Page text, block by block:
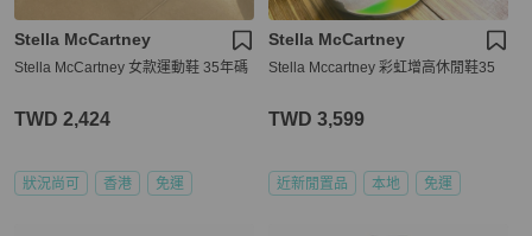
Stella McCartney
Stella McCartney 女款運動鞋 35年碼
TWD 2,424
狀況尚可 香港 免運
Stella McCartney
Stella Mccartney 彩虹增高休閒鞋35
TWD 3,599
近新閒置品 本地 免運